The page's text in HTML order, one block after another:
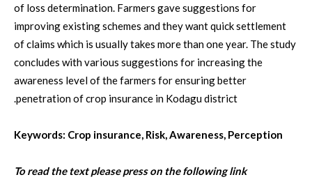
of loss determination. Farmers gave suggestions for
improving existing schemes and they want quick settlement
of claims which is usually takes more than one year. The study
concludes with various suggestions for increasing the
awareness level of the farmers for ensuring better
penetration of crop insurance in Kodagu district.
Keywords: Crop insurance, Risk, Awareness, Perception
To read the text please press on the following link